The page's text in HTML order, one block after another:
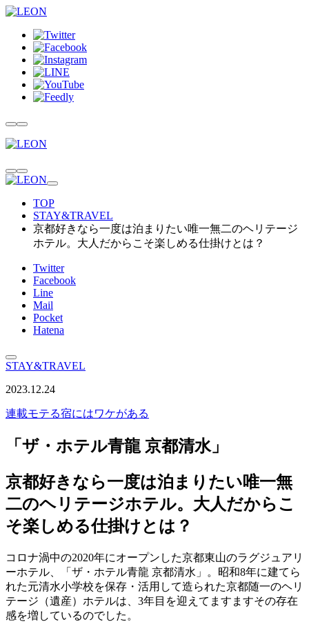
TOP
STAY&TRAVEL
京都好きなら一度は泊まりたい唯一無二のヘリテージ
ホテル。大人だからこそ楽しめる仕掛けとは？
Twitter
Facebook
Line
Mail
Pocket
Hatena
STAY&TRAVEL
2023.12.24
連載モテる宿にはワケがある
「ザ・ホテル青龍 京都清水」
京都好きなら一度は泊まりたい唯一無
二のヘリテージホテル。大人だからこ
そ楽しめる仕掛けとは？
コロナ渦中の2020年にオープンした京都東山のラグジュアリ
ーホテル、「ザ・ホテル青龍 京都清水」。昭和8年に建てら
れた元清水小学校を保存・活用して造られた京都随一のヘリ
テージ（遺産）ホテルは、3年目を迎えてますますその存在
感を増しているのでした。